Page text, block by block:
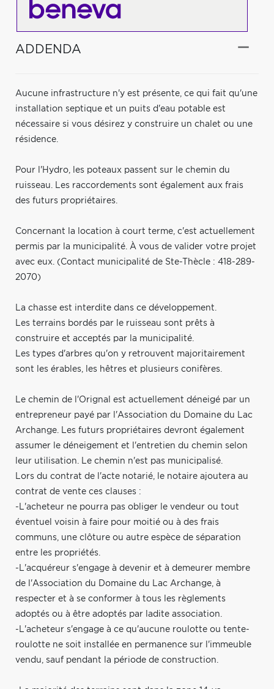
ADDENDA
Aucune infrastructure n'y est présente, ce qui fait qu'une
installation septique et un puits d'eau potable est
nécessaire si vous désirez y construire un chalet ou une
résidence.
Pour l'Hydro, les poteaux passent sur le chemin du
ruisseau. Les raccordements sont également aux frais
des futurs propriétaires.
Concernant la location à court terme, c'est actuellement
permis par la municipalité. À vous de valider votre projet
avec eux. (Contact municipalité de Ste-Thècle : 418-289-
2070)
La chasse est interdite dans ce développement.
Les terrains bordés par le ruisseau sont prêts à
construire et acceptés par la municipalité.
Les types d'arbres qu'on y retrouvent majoritairement
sont les érables, les hêtres et plusieurs conifères.
Le chemin de l'Orignal est actuellement déneigé par un
entrepreneur payé par l'Association du Domaine du Lac
Archange. Les futurs propriétaires devront également
assumer le déneigement et l'entretien du chemin selon
leur utilisation. Le chemin n'est pas municipalisé.
Lors du contrat de l'acte notarié, le notaire ajoutera au
contrat de vente ces clauses :
-L'acheteur ne pourra pas obliger le vendeur ou tout
éventuel voisin à faire pour moitié ou à des frais
communs, une clôture ou autre espèce de séparation
entre les propriétés.
-L'acquéreur s'engage à devenir et à demeurer membre
de l'Association du Domaine du Lac Archange, à
respecter et à se conformer à tous les règlements
adoptés ou à être adoptés par ladite association.
-L'acheteur s'engage à ce qu'aucune roulotte ou tente-
roulotte ne soit installée en permanence sur l'immeuble
vendu, sauf pendant la période de construction.